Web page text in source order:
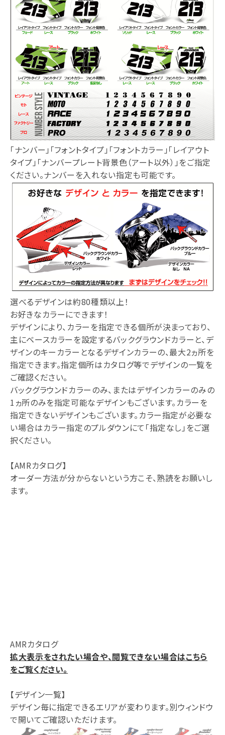
「ナンバー」「フォントタイプ」「フォントカラー」「レイアウト
タイプ」「ナンバープレート背景色（アート以外）」をご指定
ください。ナンバーを入れない指定も可能です。
選べるデザインは約80種類以上！
お好きなカラーにできます！
デザインにより、カラーを指定できる個所が決まっており、
主にベースカラーを設定するバックグラウンドカラーと、デ
ザインのキーカラーとなるデザインカラーの、最大2ヵ所を
指定できます。指定個所はカタログ等でデザインの一覧を
ご確認ください。
バックグラウンドカラーのみ、またはデザインカラーのみの
1ヵ所のみを指定可能なデザインもございます。カラーを
指定できないデザインもございます。カラー指定が必要な
い場合はカラー指定のプルダウンにて「指定なし」をご選
択ください。
【AMRカタログ】
オーダー方法が分からないという方こそ、熟読をお願いし
ます。
AMRカタログ
拡大表示をされたい場合や、閲覧できない場合はこちら
をご覧ください。
【デザイン一覧】
デザイン毎に指定できるエリアが変わります。別ウィンドウ
で開いてご確認いただけます。